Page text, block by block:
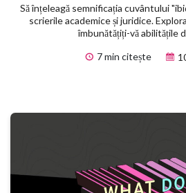
Să înțeleagă semnificația cuvântului
scrierile academice și juridice.
îmbunătățiți-vă abilitățile
7 min citește